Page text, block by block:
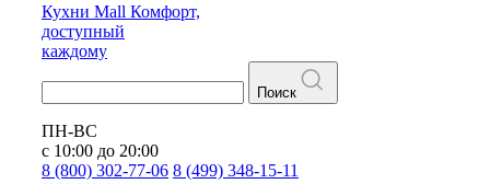
Кухни Mall Комфорт,
доступный
каждому
Поиск
ПН-ВС
с 10:00 до 20:00
8 (800) 302-77-06 8 (499) 348-15-11